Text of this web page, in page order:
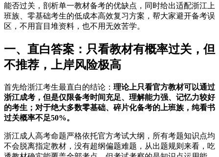
能否过关，剖析单一教材备考的优缺点，同时给出适配浙江上
班族、零基础考生的低成本高效复习方案，帮大家避开备考误
区，不用盲目堆资料，也不用无效苦学。
一、直白答案：只看教材有概率过关，但
不推荐，上岸风险极高
首先给浙江考生最直白的结论： 理论上只看官方教材可以通过
浙江成考，但是仅限备考时间充足、理解能力强、记忆力较好
的考生；对于绝大多数零基础、碎片化备考的上班族，纯看书
过关概率不足50%。
浙江成人高考命题严格依托官方考试大纲，所有考题知识点均
不会脱离指定教材，没有超纲偏题难题，从出题规则来看，吃